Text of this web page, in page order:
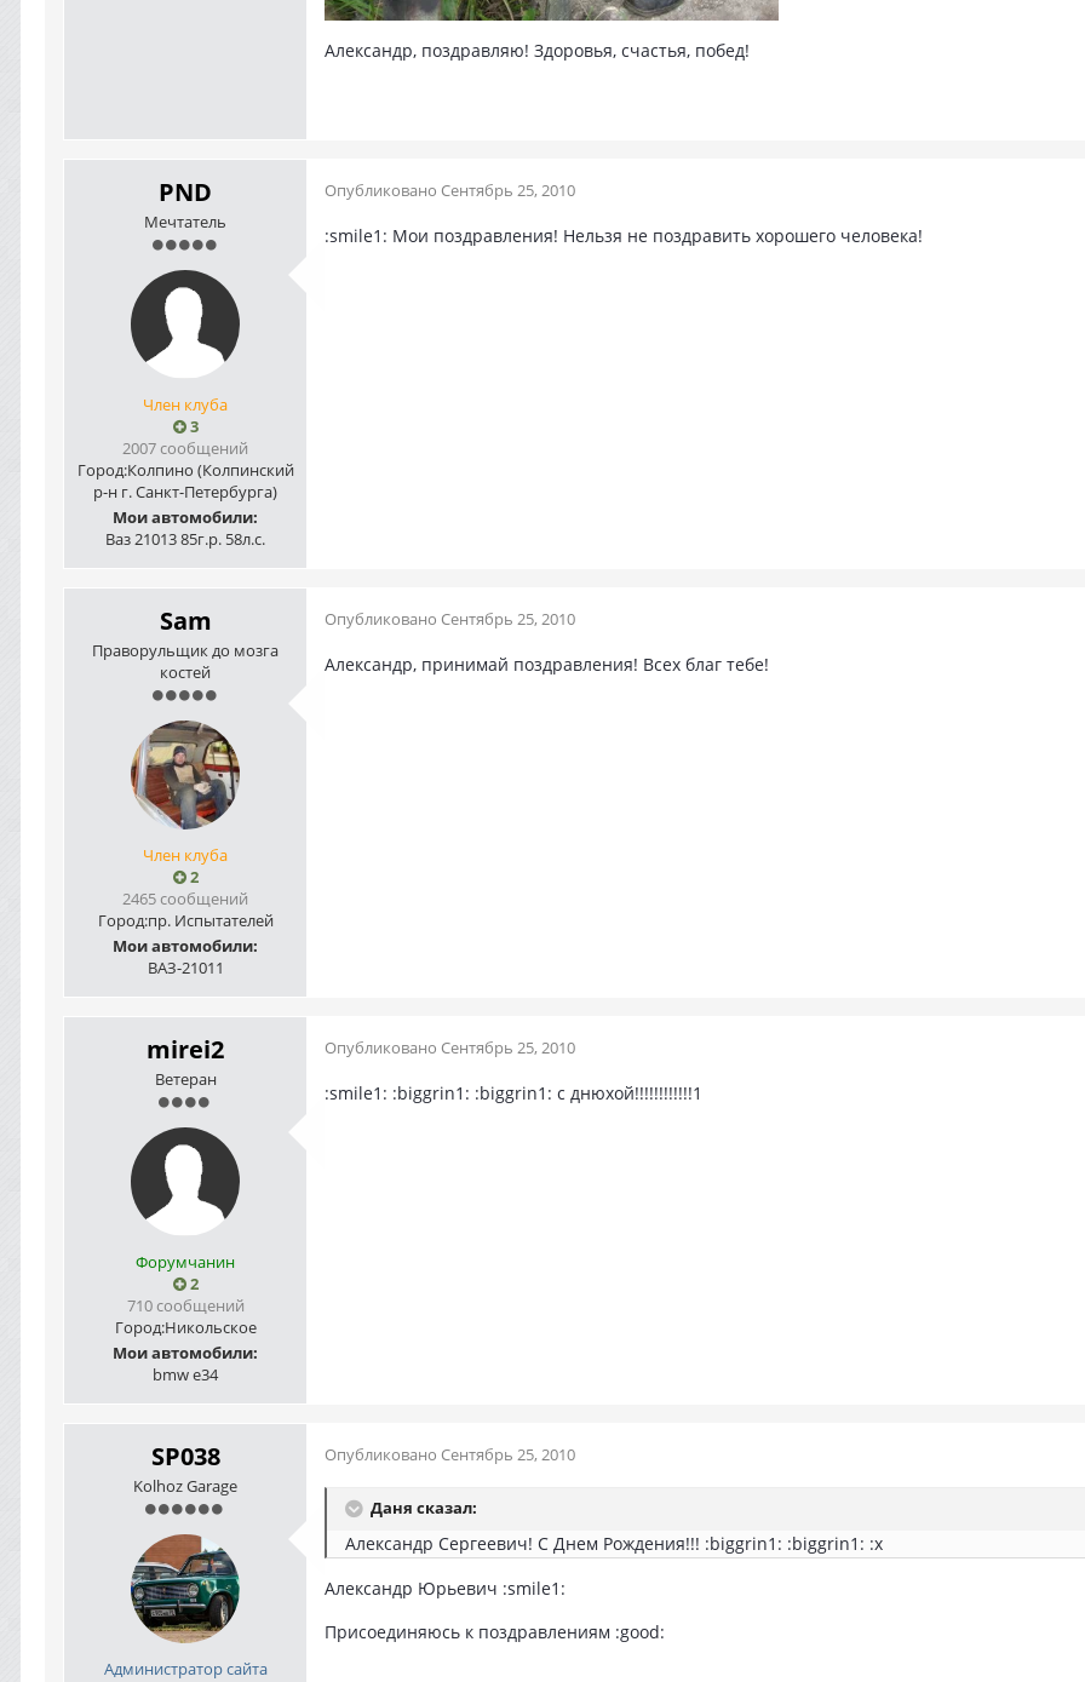
Александр, поздравляю! Здоровья, счастья, побед!
PND
Мечтатель
Член клуба
3
2007 сообщений
Город:Колпино (Колпинский
р-н г. Санкт-Петербурга)
Мои автомобили:
Ваз 21013 85г.р. 58л.с.
Опубликовано Сентябрь 25, 2010
:smile1: Мои поздравления! Нельзя не поздравить хорошего человека!
Sam
Праворульщик до мозга
костей
Член клуба
2
2465 сообщений
Город:пр. Испытателей
Мои автомобили:
ВАЗ-21011
Опубликовано Сентябрь 25, 2010
Александр, принимай поздравления! Всех благ тебе!
mirei2
Ветеран
Форумчанин
2
710 сообщений
Город:Никольское
Мои автомобили:
bmw e34
Опубликовано Сентябрь 25, 2010
:smile1: :biggrin1: :biggrin1: с днюхой!!!!!!!!!!!!1
SP038
Kolhoz Garage
Администратор сайта
Опубликовано Сентябрь 25, 2010
Даня сказал:
Александр Сергеевич! С Днем Рождения!!! :biggrin1: :biggrin1: :x
Александр Юрьевич :smile1:
Присоединяюсь к поздравлениям :good: